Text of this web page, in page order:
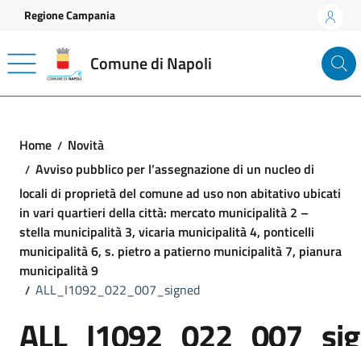
Vai ai contenuti
Vai al footer
Regione Campania
Comune di Napoli
Home
Novità
Avviso pubblico per l’assegnazione di un nucleo di
locali di proprietà del comune ad uso non abitativo ubicati
in vari quartieri della città: mercato municipalità 2 –
stella municipalità 3, vicaria municipalità 4, ponticelli
municipalità 6, s. pietro a patierno municipalità 7, pianura
municipalità 9
ALL_I1092_022_007_signed